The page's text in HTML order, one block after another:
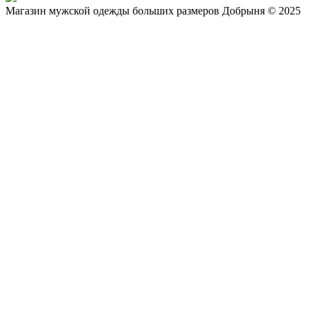
Магазин мужской одежды больших размеров Добрыня © 2025